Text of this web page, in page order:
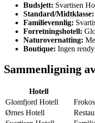
Budsjett: Svartisen
Standard/Midtklasse:
Familievennlig:
Forretningshotell:
Naturovernatting:
Boutique: Ingen
Sammenligning
Hotell
Glomfjord Hotell
Ørnes Hotell